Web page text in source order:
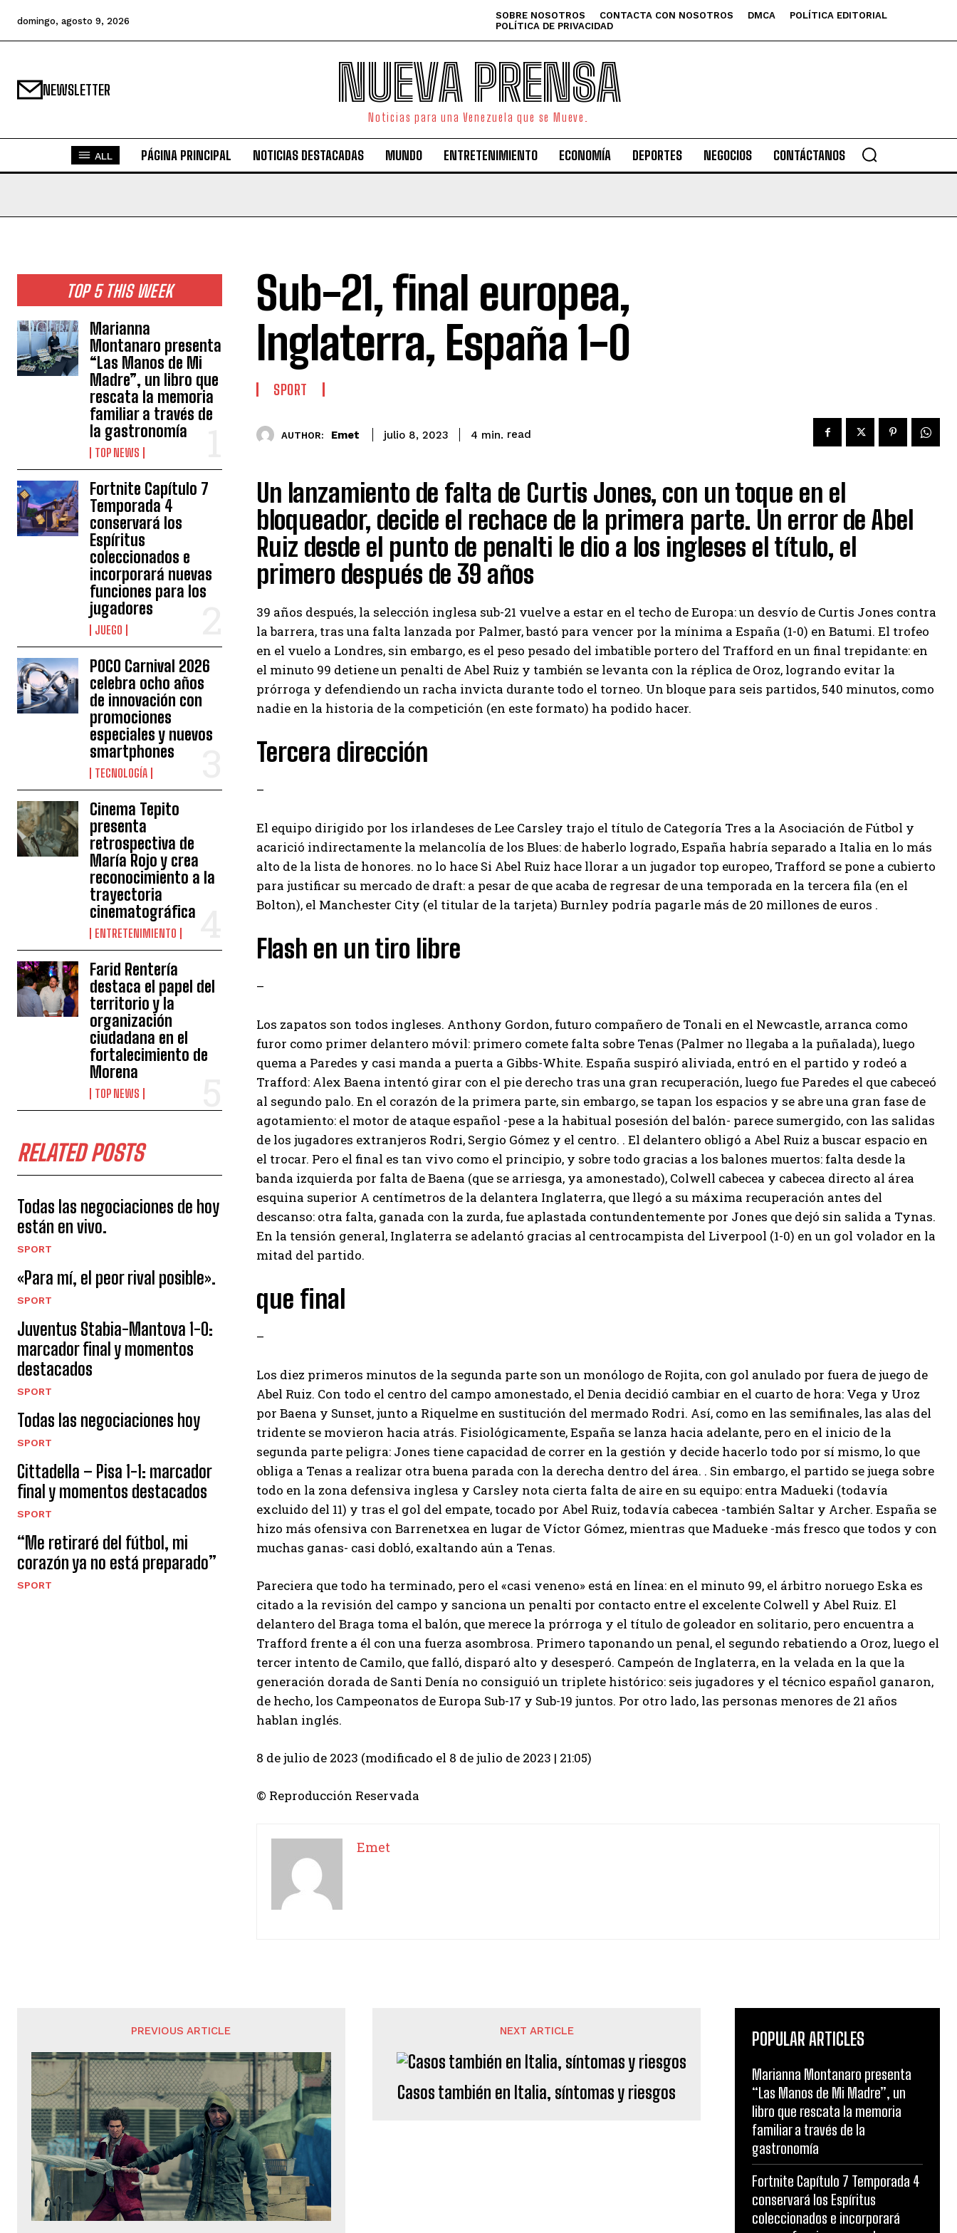
domingo, agosto 9, 2026 SOBRE NOSOTROS CONTACTA CON NOSOTROS DMCA
POLÍTICA EDITORIAL
POLÍTICA DE PRIVACIDAD
NEWSLETTER NUEVA PRENSA
Noticias para una Venezuela que se Mueve.
ALL PÁGINA PRINCIPAL NOTICIAS DESTACADAS MUNDO ENTRETENIMIENTO ECONOMÍA DEPORTES NEGOCIOS CONTÁCTANOS
TOP 5 THIS WEEK
Marianna
Montanaro presenta
“Las Manos de Mi
Madre”, un libro que
rescata la memoria
familiar a través de
la gastronomía
TOP NEWS
Fortnite Capítulo 7
Temporada 4
conservará los
Espíritus
coleccionados e
incorporará nuevas
funciones para los
jugadores
JUEGO
POCO Carnival 2026
celebra ocho años
de innovación con
promociones
especiales y nuevos
smartphones
TECNOLOGÍA
Cinema Tepito
presenta
retrospectiva de
María Rojo y crea
reconocimiento a la
trayectoria
cinematográfica
ENTRETENIMIENTO
Farid Rentería
destaca el papel del
territorio y la
organización
ciudadana en el
fortalecimiento de
Morena
TOP NEWS
RELATED POSTS
Todas las negociaciones de hoy
están en vivo.
SPORT
«Para mí, el peor rival posible».
SPORT
Juventus Stabia-Mantova 1-0:
marcador final y momentos
destacados
SPORT
Todas las negociaciones hoy
SPORT
Cittadella – Pisa 1-1: marcador
final y momentos destacados
SPORT
“Me retiraré del fútbol, ​​mi
corazón ya no está preparado”
SPORT
Sub-21, final europea,
Inglaterra, España 1-0
SPORT
AUTHOR: Emet julio 8, 2023 4 min. read
Un lanzamiento de falta de Curtis Jones, con un toque en el
bloqueador, decide el rechace de la primera parte. Un error de Abel
Ruiz desde el punto de penalti le dio a los ingleses el título, el
primero después de 39 años
39 años después, la selección inglesa sub-21 vuelve a estar en el techo de Europa: un desvío de Curtis Jones contra
la barrera, tras una falta lanzada por Palmer, bastó para vencer por la mínima a España (1-0) en Batumi. El trofeo
en el vuelo a Londres, sin embargo, es el peso pesado del imbatible portero del Trafford en un final trepidante: en
el minuto 99 detiene un penalti de Abel Ruiz y también se levanta con la réplica de Oroz, logrando evitar la
prórroga y defendiendo un racha invicta durante todo el torneo. Un bloque para seis partidos, 540 minutos, como
nadie en la historia de la competición (en este formato) ha podido hacer.
Tercera dirección
–
El equipo dirigido por los irlandeses de Lee Carsley trajo el título de Categoría Tres a la Asociación de Fútbol y
acarició indirectamente la melancolía de los Blues: de haberlo logrado, España habría separado a Italia en lo más
alto de la lista de honores. no lo hace Si Abel Ruiz hace llorar a un jugador top europeo, Trafford se pone a cubierto
para justificar su mercado de draft: a pesar de que acaba de regresar de una temporada en la tercera fila (en el
Bolton), el Manchester City (el titular de la tarjeta) Burnley podría pagarle más de 20 millones de euros .
Flash en un tiro libre
–
Los zapatos son todos ingleses. Anthony Gordon, futuro compañero de Tonali en el Newcastle, arranca como
furor como primer delantero móvil: primero comete falta sobre Tenas (Palmer no llegaba a la puñalada), luego
quema a Paredes y casi manda a puerta a Gibbs-White. España suspiró aliviada, entró en el partido y rodeó a
Trafford: Alex Baena intentó girar con el pie derecho tras una gran recuperación, luego fue Paredes el que cabeceó
al segundo palo. En el corazón de la primera parte, sin embargo, se tapan los espacios y se abre una gran fase de
agotamiento: el motor de ataque español -pese a la habitual posesión del balón- parece sumergido, con las salidas
de los jugadores extranjeros Rodri, Sergio Gómez y el centro. . El delantero obligó a Abel Ruiz a buscar espacio en
el trocar. Pero el final es tan vivo como el principio, y sobre todo gracias a los balones muertos: falta desde la
banda izquierda por falta de Baena (que se arriesga, ya amonestado), Colwell cabecea y cabecea directo al área
esquina superior A centímetros de la delantera Inglaterra, que llegó a su máxima recuperación antes del
descanso: otra falta, ganada con la zurda, fue aplastada contundentemente por Jones que dejó sin salida a Tynas.
En la tensión general, Inglaterra se adelantó gracias al centrocampista del Liverpool (1-0) en un gol volador en la
mitad del partido.
que final
–
Los diez primeros minutos de la segunda parte son un monólogo de Rojita, con gol anulado por fuera de juego de
Abel Ruiz. Con todo el centro del campo amonestado, el Denia decidió cambiar en el cuarto de hora: Vega y Uroz
por Baena y Sunset, junto a Riquelme en sustitución del mermado Rodri. Así, como en las semifinales, las alas del
tridente se movieron hacia atrás. Fisiológicamente, España se lanza hacia adelante, pero en el inicio de la
segunda parte peligra: Jones tiene capacidad de correr en la gestión y decide hacerlo todo por sí mismo, lo que
obliga a Tenas a realizar otra buena parada con la derecha dentro del área. . Sin embargo, el partido se juega sobre
todo en la zona defensiva inglesa y Carsley nota cierta falta de aire en su equipo: entra Madueki (todavía
excluido del 11) y tras el gol del empate, tocado por Abel Ruiz, todavía cabecea -también Saltar y Archer. España se
hizo más ofensiva con Barrenetxea en lugar de Víctor Gómez, mientras que Madueke -más fresco que todos y con
muchas ganas- casi dobló, exaltando aún a Tenas.
Pareciera que todo ha terminado, pero el «casi veneno» está en línea: en el minuto 99, el árbitro noruego Eska es
citado a la revisión del campo y sanciona un penalti por contacto entre el excelente Colwell y Abel Ruiz. El
delantero del Braga toma el balón, que merece la prórroga y el título de goleador en solitario, pero encuentra a
Trafford frente a él con una fuerza asombrosa. Primero taponando un penal, el segundo rebatiendo a Oroz, luego el
tercer intento de Camilo, que falló, disparó alto y desesperó. Campeón de Inglaterra, en la velada en la que la
generación dorada de Santi Denía no consiguió un triplete histórico: seis jugadores y el técnico español ganaron,
de hecho, los Campeonatos de Europa Sub-17 y Sub-19 juntos. Por otro lado, las personas menores de 21 años
hablan inglés.
8 de julio de 2023 (modificado el 8 de julio de 2023 | 21:05)
© Reproducción Reservada
Emet
PREVIOUS ARTICLE NEXT ARTICLE
Casos también en Italia, síntomas y riesgos
POPULAR ARTICLES
Marianna Montanaro presenta
“Las Manos de Mi Madre”, un
libro que rescata la memoria
familiar a través de la
gastronomía
Fortnite Capítulo 7 Temporada 4
conservará los Espíritus
coleccionados e incorporará